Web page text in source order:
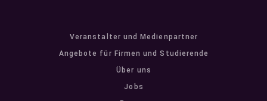
Veranstalter und Medienpartner
Angebote für Firmen und Studierende
Über uns
Jobs